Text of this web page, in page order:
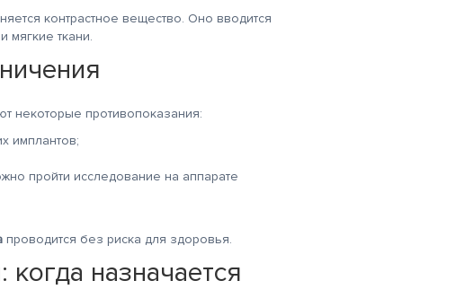
контрастное вещество. Оно вводится
мягкие ткани.
некоторые противопоказания:
имплантов;
пройти исследование на аппарате
проводится без риска для здоровья.
назначается